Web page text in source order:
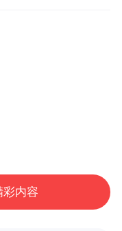
彩内容